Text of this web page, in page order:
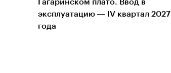
Гагаринском плато. Ввод в
эксплуатацию — IV квартал 2027
года